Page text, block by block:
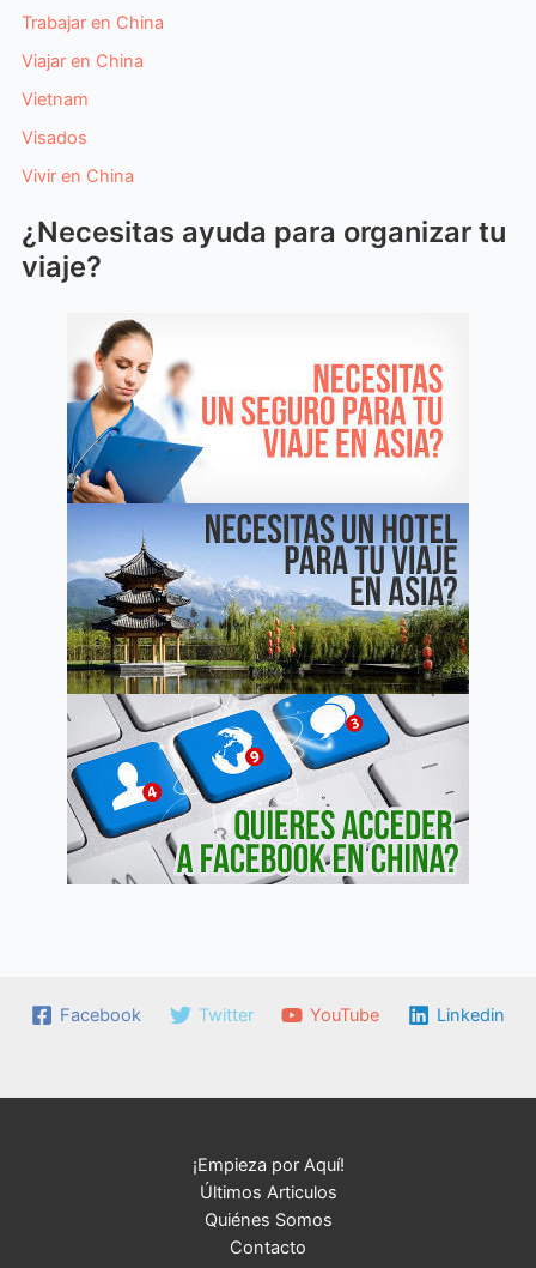
Trabajar en China
Viajar en China
Vietnam
Visados
Vivir en China
¿Necesitas ayuda para organizar tu
viaje?
Facebook Twitter YouTube Linkedin
¡Empieza por Aquí!
Últimos Articulos
Quiénes Somos
Contacto